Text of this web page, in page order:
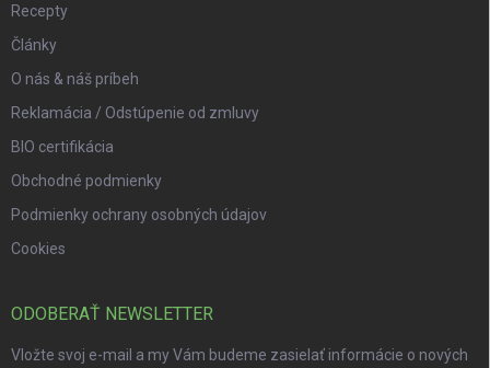
Recepty
Články
O nás & náš príbeh
Reklamácia / Odstúpenie od zmluvy
BIO certifikácia
Obchodné podmienky
Podmienky ochrany osobných údajov
Cookies
ODOBERAŤ NEWSLETTER
Vložte svoj e-mail a my Vám budeme zasielať informácie o nových